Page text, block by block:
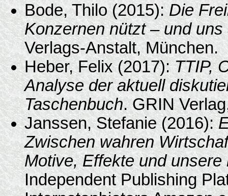
Bode, Thilo (2015):Die
Konzernen nützt – und
Verlags-Anstalt, München.
Heber, Felix (2017):TTIP,
Analyse der aktuell
Taschenbuch. GRIN
Janssen, Stefanie (2016):
Zwischen wahren
Motive, Effekte und unsere
Independent Publishing